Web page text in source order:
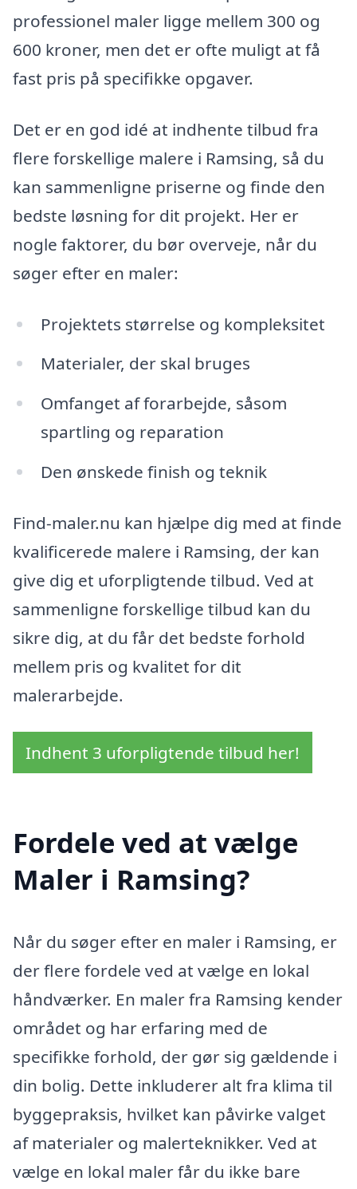
professionel maler ligge mellem 300 og
600 kroner, men det er ofte muligt at få
fast pris på specifikke opgaver.
Det er en god idé at indhente tilbud fra
flere forskellige malere i Ramsing, så du
kan sammenligne priserne og finde den
bedste løsning for dit projekt. Her er
nogle faktorer, du bør overveje, når du
søger efter en maler:
Projektets størrelse og kompleksitet
Materialer, der skal bruges
Omfanget af forarbejde, såsom
spartling og reparation
Den ønskede finish og teknik
Find-maler.nu kan hjælpe dig med at finde
kvalificerede malere i Ramsing, der kan
give dig et uforpligtende tilbud. Ved at
sammenligne forskellige tilbud kan du
sikre dig, at du får det bedste forhold
mellem pris og kvalitet for dit
malerarbejde.
Indhent 3 uforpligtende tilbud her!
Fordele ved at vælge
Maler i Ramsing?
Når du søger efter en maler i Ramsing, er
der flere fordele ved at vælge en lokal
håndværker. En maler fra Ramsing kender
området og har erfaring med de
specifikke forhold, der gør sig gældende i
din bolig. Dette inkluderer alt fra klima til
byggepraksis, hvilket kan påvirke valget
af materialer og malerteknikker. Ved at
vælge en lokal maler får du ikke bare